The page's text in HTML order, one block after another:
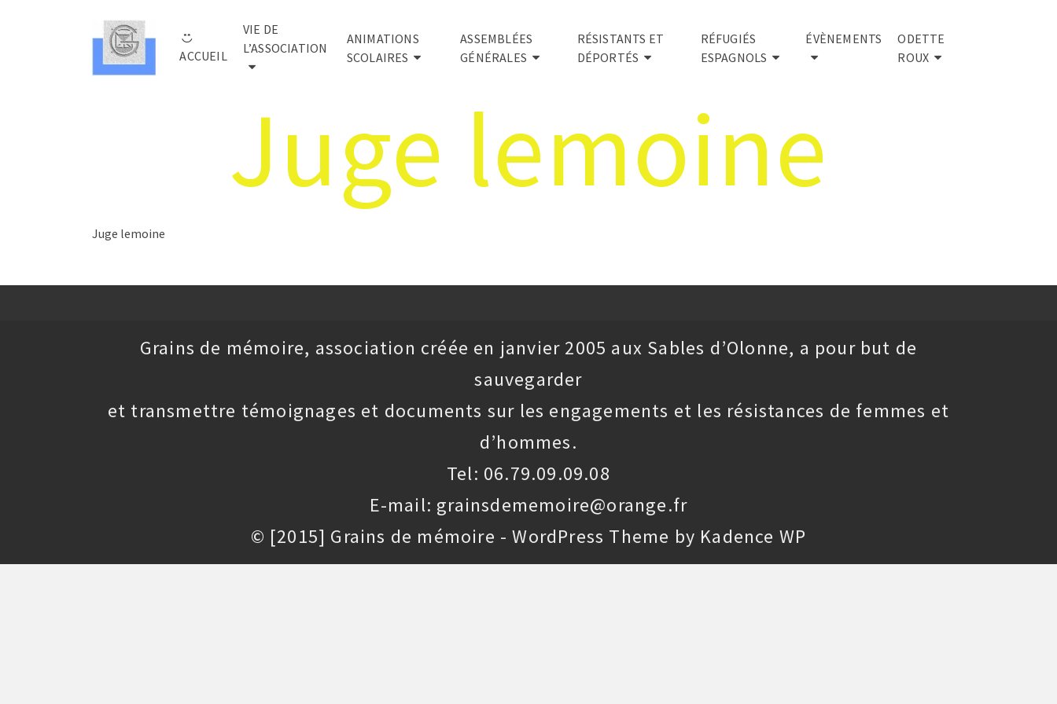
ACCUEIL
VIE DE
L’ASSOCIATION
ANIMATIONS
SCOLAIRES
ASSEMBLÉES
GÉNÉRALES
RÉSISTANTS ET
DÉPORTÉS
RÉFUGIÉS
ESPAGNOLS
ÉVÈNEMENTS
ODETTE
ROUX
Juge lemoine
Juge lemoine
Grains de mémoire, association créée en janvier 2005 aux Sables d’Olonne, a pour but de
sauvegarder
et transmettre témoignages et documents sur les engagements et les résistances de femmes et
d’hommes.
Tel: 06.79.09.09.08
E-mail: grainsdememoire@orange.fr
© [2015] Grains de mémoire - WordPress Theme by Kadence WP